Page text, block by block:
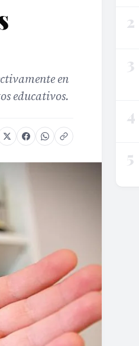
en
educativos.
2
3
4
5